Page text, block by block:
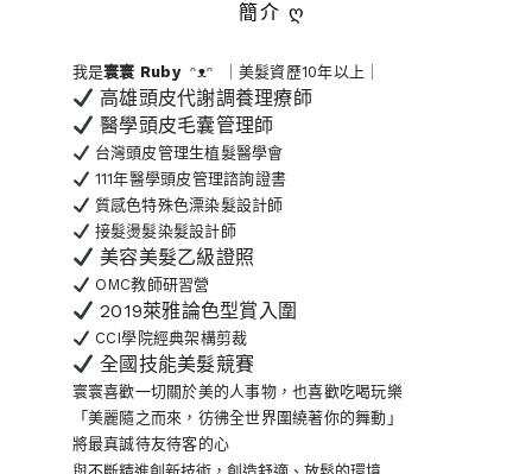
簡介 ღ
我是寰寰 Rubyᵔᴥᵔ ｜美髮資歷10年以上｜
高雄頭皮代謝調養理療師
醫學頭皮毛囊管理師
台灣頭皮管理生植髮醫學會
111年醫學頭皮管理諮詢證書
質感色特殊色漂染髮設計師
接髮燙髮染髮設計師
美容美髮乙級證照
OMC教師研習營
2019萊雅論色型賞入圍
CCI學院經典架構剪裁
全國技能美髮競賽
寰寰喜歡一切關於美的人事物，也喜歡吃喝玩樂
「美麗隨之而來，彷彿全世界圍繞著你的舞動」
將最真誠待友待客的心